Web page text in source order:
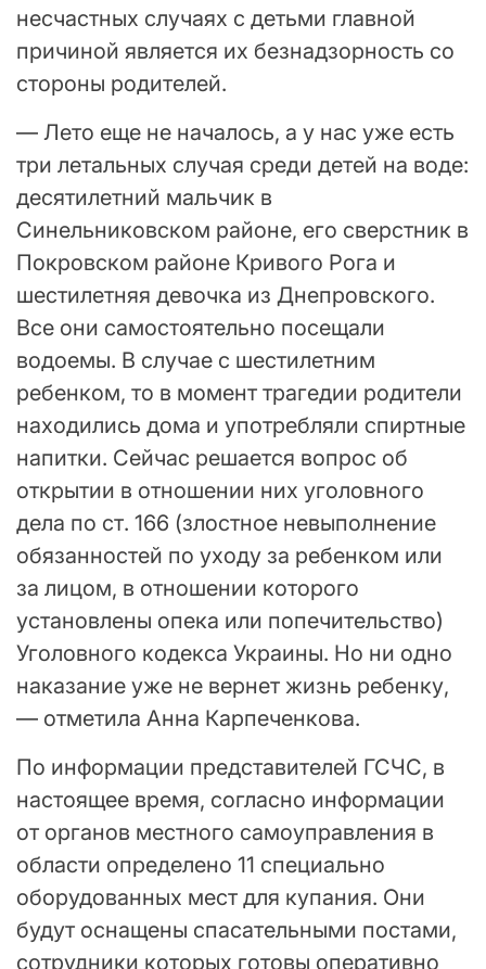
несчастных случаях с детьми главной
причиной является их безнадзорность со
стороны родителей.
— Лето еще не началось, а у нас уже есть
три летальных случая среди детей на воде:
десятилетний мальчик в
Синельниковском районе, его сверстник в
Покровском районе Кривого Рога и
шестилетняя девочка из Днепровского.
Все они самостоятельно посещали
водоемы. В случае с шестилетним
ребенком, то в момент трагедии родители
находились дома и употребляли спиртные
напитки. Сейчас решается вопрос об
открытии в отношении них уголовного
дела по ст. 166 (злостное невыполнение
обязанностей по уходу за ребенком или
за лицом, в отношении которого
установлены опека или попечительство)
Уголовного кодекса Украины. Но ни одно
наказание уже не вернет жизнь ребенку,
— отметила Анна Карпеченкова.
По информации представителей ГСЧС, в
настоящее время, согласно информации
от органов местного самоуправления в
области определено 11 специально
оборудованных мест для купания. Они
будут оснащены спасательными постами,
сотрудники которых готовы оперативно